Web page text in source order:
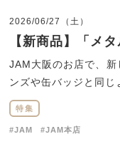
2026/06/27（土）
【新商品】「メ
JAM大阪のお店で、
ンズや缶バッジと同
特集
#JAM #JAM本店